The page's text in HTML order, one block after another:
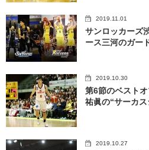
2019.11.01
サンロッカーズ
ース三河のガー
2019.10.30
第6節のベスト
祐眞の“サーカス
2019.10.27